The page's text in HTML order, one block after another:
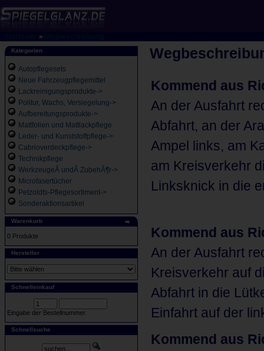
»
Kategorien
Autopflegesets
Neue Fahrzeugpflegemittel
Lackreinigungsprodukte->
Politur, Wachs, Versiegelung->
Aufbereitungsprodukte->
Mattfolien und Mattlackpflege
Leder- und Kunststoffpflege->
Cabrioverdeckpflege->
Technikpflege
WerkzeugeÂ undÂ ZubehÃ¶r->
Microfasertücher
Petzoldts-Pflegesortiment->
Sonderaktionsartikel
Warenkorb
0 Produkte
Hersteller
Schnelleinkauf
Eingabe der Bestellnummer.
Schnellsuche
Kommend aus
An der Ausfahrt
Abfahrt, an der
Ampel links, am
am Kreisverkehr
Linksknick in die
Kommend aus
An der Ausfahrt
Kreisverkehr auf
Abfahrt in die
Einfahrt auf der
Kommend aus